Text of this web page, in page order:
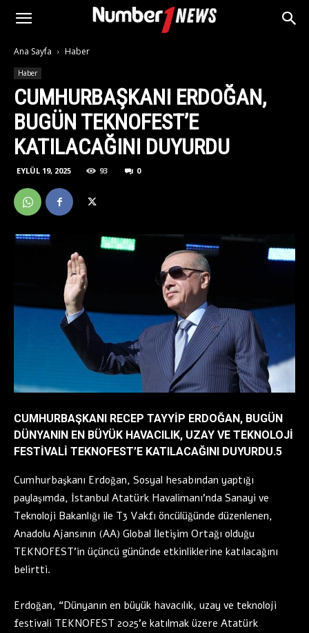
Ana Sayfa Haber
Haber
CUMHURBAŞKANI ERDOĞAN,
BUGÜN TEKNOFEST’E
KATILACAĞINI DUYURDU
EYLÜL 19, 2025 93 0
CUMHURBAŞKANI RECEP TAYYIP ERDOĞAN, BUGÜN
DÜNYANIN EN BÜYÜK HAVACILIK, UZAY VE TEKNOLOJI
FESTIVALI TEKNOFEST’E KATILACAĞINI DUYURDU.5
Cumhurbaşkanı Erdoğan, Sosyal hesabından yaptığı
paylaşımda, İstanbul Atatürk Havalimanı’nda Sanayi ve
Teknoloji Bakanlığı ile T3 Vakfı öncülüğünde düzenlenen,
Anadolu Ajansının (AA) Global İletişim Ortağı olduğu
TEKNOFEST’in üçüncü gününde etkinliklerine katılacağını
belirtti.
Erdoğan, “Dünyanın en büyük havacılık, uzay ve teknoloji
festivali TEKNOFEST 2025’e katılmak üzere Atatürk